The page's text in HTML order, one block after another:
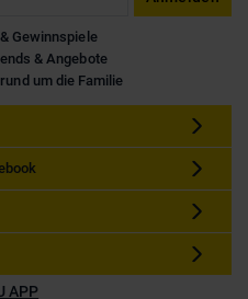
Gewinnspiele
& Angebote
um die Familie
APP